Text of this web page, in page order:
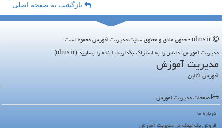
بازگشت به صفحه اصلی
مدیریت آموزش: دانش را به اشتراک بگذارید، آینده را بسازید (olms.ir)
مدیریت آموزش
آموزش آنلاین
صفحات مدیریت آموزش
درباره ما
فروش بک لینک در مدیریت آموزش